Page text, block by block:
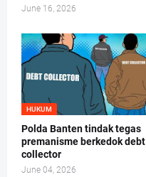
June 16, 2026
HUKUM
Polda Banten tindak tegas
premanisme berkedok debt
collector
June 04, 2026